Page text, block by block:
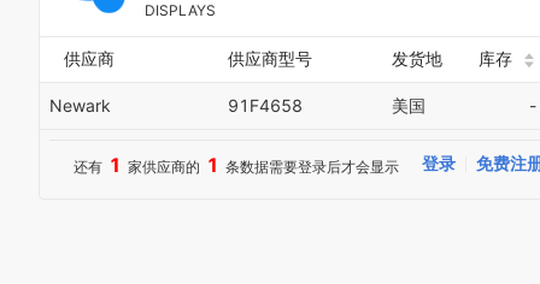
DISPLAYS
供应商 供应商型号 发货地 库存
Newark 91F4658 美国 -
还有 1 家供应商的 1 条数据需要登录后才会显示 登录 免费注